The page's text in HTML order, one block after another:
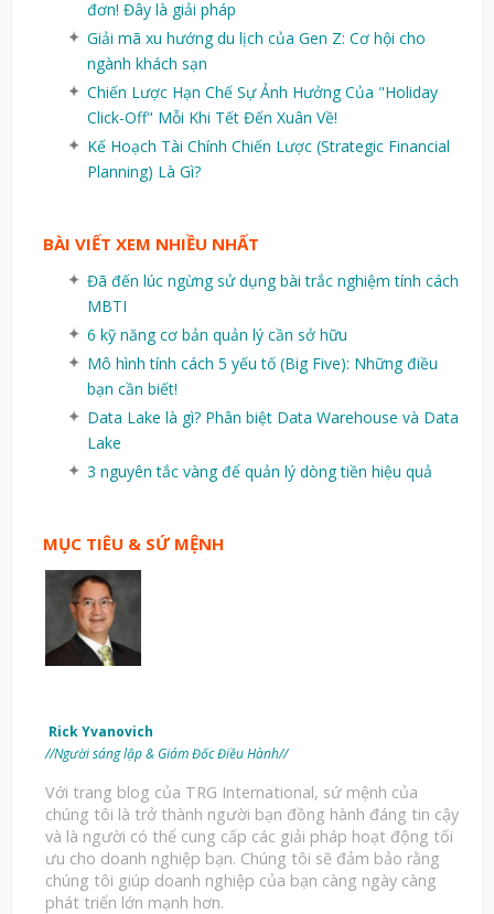
đơn! Đây là giải pháp
Giải mã xu hướng du lịch của Gen Z: Cơ hội cho
ngành khách sạn
Chiến Lược Hạn Chế Sự Ảnh Hưởng Của "Holiday
Click-Off" Mỗi Khi Tết Đến Xuân Về!
Kế Hoạch Tài Chính Chiến Lược (Strategic Financial
Planning) Là Gì?
BÀI VIẾT XEM NHIỀU NHẤT
Đã đến lúc ngừng sử dụng bài trắc nghiệm tính cách
MBTI
6 kỹ năng cơ bản quản lý cần sở hữu
Mô hình tính cách 5 yếu tố (Big Five): Những điều
bạn cần biết!
Data Lake là gì? Phân biệt Data Warehouse và Data
Lake
3 nguyên tắc vàng để quản lý dòng tiền hiệu quả
MỤC TIÊU & SỨ MỆNH
Rick Yvanovich
//Người sáng lập & Giám Đốc Điều Hành//
Với trang blog của TRG International, sứ mệnh của
chúng tôi là trở thành người bạn đồng hành đáng tin cậy
và là người có thể cung cấp các giải pháp hoạt động tối
ưu cho doanh nghiệp bạn. Chúng tôi sẽ đảm bảo rằng
chúng tôi giúp doanh nghiệp của bạn càng ngày càng
phát triển lớn mạnh hơn.